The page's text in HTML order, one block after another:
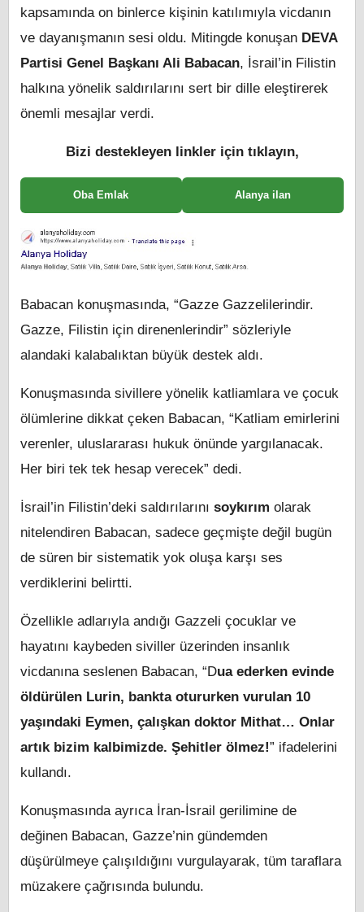
kapsamında on binlerce kişinin katılımıyla vicdanın
ve dayanışmanın sesi oldu. Mitingde konuşan DEVA
Partisi Genel Başkanı Ali Babacan, İsrail’in Filistin
halkına yönelik saldırılarını sert bir dille eleştirerek
önemli mesajlar verdi.
Bizi destekleyen linkler için tıklayın,
Oba Emlak Alanya ilan
Babacan konuşmasında, “Gazze Gazzelilerindir.
Gazze, Filistin için direnenlerindir” sözleriyle
alandaki kalabalıktan büyük destek aldı.
Konuşmasında sivillere yönelik katliamlara ve çocuk
ölümlerine dikkat çeken Babacan, “Katliam emirlerini
verenler, uluslararası hukuk önünde yargılanacak.
Her biri tek tek hesap verecek” dedi.
İsrail’in Filistin’deki saldırılarını soykırım olarak
nitelendiren Babacan, sadece geçmişte değil bugün
de süren bir sistematik yok oluşa karşı ses
verdiklerini belirtti.
Özellikle adlarıyla andığı Gazzeli çocuklar ve
hayatını kaybeden siviller üzerinden insanlık
vicdanına seslenen Babacan, “Dua ederken evinde
öldürülen Lurin, bankta otururken vurulan 10
yaşındaki Eymen, çalışkan doktor Mithat… Onlar
artık bizim kalbimizde. Şehitler ölmez!” ifadelerini
kullandı.
Konuşmasında ayrıca İran-İsrail gerilimine de
değinen Babacan, Gazze’nin gündemden
düşürülmeye çalışıldığını vurgulayarak, tüm taraflara
müzakere çağrısında bulundu.